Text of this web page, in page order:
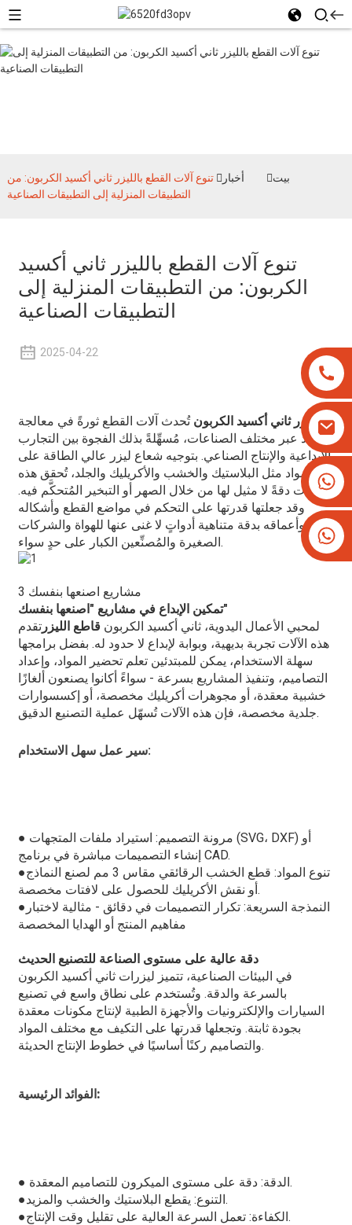
+8613825779334
+16266628193
بيت أخبار
تنوع آلات القطع بالليزر ثاني أكسيد الكربون: من
التطبيقات المنزلية إلى التطبيقات الصناعية
تنوع آلات القطع بالليزر ثاني أكسيد
الكربون: من التطبيقات المنزلية إلى
التطبيقات الصناعية
2025-04-22
ليزر ثاني أكسيد الكربون تُحدث آلات القطع ثورةً في معالجة
المواد عبر مختلف الصناعات، مُسهِّلةً بذلك الفجوة بين التجارب
الإبداعية والإنتاج الصناعي. بتوجيه شعاع ليزر عالي الطاقة على
مواد مثل البلاستيك والخشب والأكريليك والجلد، تُحقق هذه
الآلات دقةً لا مثيل لها من خلال الصهر أو التبخير المُتحكَّم فيه.
وقد جعلتها قدرتها على التحكم في مواضع القطع وأشكاله
وأعماقه بدقة متناهية أدواتٍ لا غنى عنها للهواة والشركات
الصغيرة والمُصنِّعين الكبار على حدٍ سواء.
3 مشاريع اصنعها بنفسك
تمكين الإبداع في مشاريع "اصنعها بنفسك"
لمحبي الأعمال اليدوية، ثاني أكسيد الكربونقاطع الليزرتقدم
هذه الآلات تجربة بديهية، وبوابة لإبداع لا حدود له. بفضل برامجها
سهلة الاستخدام، يمكن للمبتدئين تعلم تحضير المواد، وإعداد
التصاميم، وتنفيذ المشاريع بسرعة - سواءً أكانوا يصنعون ألغازًا
خشبية معقدة، أو مجوهرات أكريليك مخصصة، أو إكسسوارات
جلدية مخصصة، فإن هذه الآلات تُسهّل عملية التصنيع الدقيق.
سير عمل سهل الاستخدام:
● مرونة التصميم: استيراد ملفات المتجهات (SVG، DXF) أو
إنشاء التصميمات مباشرة في برنامج CAD.
●تنوع المواد: قطع الخشب الرقائقي مقاس 3 مم لصنع النماذج
أو نقش الأكريليك للحصول على لافتات مخصصة.
● النمذجة السريعة: تكرار التصميمات في دقائق - مثالية لاختبار
مفاهيم المنتج أو الهدايا المخصصة
دقة عالية على مستوى الصناعة للتصنيع الحديث
في البيئات الصناعية، تتميز ليزرات ثاني أكسيد الكربون
بالسرعة والدقة. وتُستخدم على نطاق واسع في تصنيع
السيارات والإلكترونيات والأجهزة الطبية لإنتاج مكونات معقدة
بجودة ثابتة. وتجعلها قدرتها على التكيف مع مختلف المواد
والتصاميم ركنًا أساسيًا في خطوط الإنتاج الحديثة.
الفوائد الرئيسية:
● الدقة: دقة على مستوى الميكرون للتصاميم المعقدة.
●
التنوع: يقطع البلاستيك والخشب والمزيد.
●
الكفاءة: تعمل السرعة العالية على تقليل وقت الإنتاج.